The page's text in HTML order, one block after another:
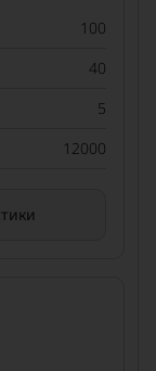
100
40
5
12000